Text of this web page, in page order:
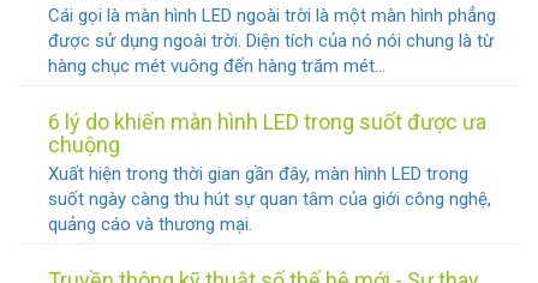
Cái gọi là màn hình LED ngoài trời là một màn hình phẳng
được sử dụng ngoài trời. Diện tích của nó nói chung là từ
hàng chục mét vuông đến hàng trăm mét...
6 lý do khiến màn hình LED trong suốt được ưa
chuộng
Xuất hiện trong thời gian gần đây, màn hình LED trong
suốt ngày càng thu hút sự quan tâm của giới công nghệ,
quảng cáo và thương mại.